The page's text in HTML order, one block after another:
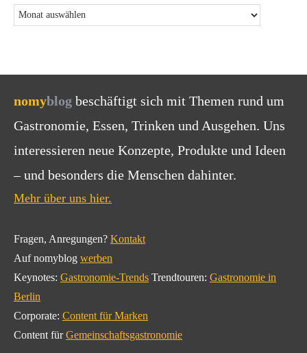
nomyblog beschäftigt sich mit Themen rund um
Gastronomie, Essen, Trinken und Ausgehen. Uns
interessieren neue Konzepte, Produkte und Ideen
– und besonders die Menschen dahinter.
Mehr über uns hier.
Fragen, Anregungen? Kontakt
Auf nomyblog werben
Keynotes: Gastronomie-Trends Trendtouren: Gastronomie in
Berlin
Corporate: Content für Marken
Content fürGemeinschaftsgastronomie